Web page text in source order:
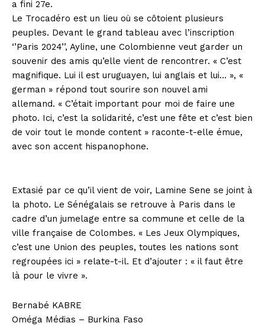
a fini 27e.
Le Trocadéro est un lieu où se côtoient plusieurs
peuples. Devant le grand tableau avec l’inscription
‘’Paris 2024’’, Ayline, une Colombienne veut garder un
souvenir des amis qu’elle vient de rencontrer. « C’est
magnifique. Lui il est uruguayen, lui anglais et lui… », «
german » répond tout sourire son nouvel ami
allemand. « C’était important pour moi de faire une
photo. Ici, c’est la solidarité, c’est une fête et c’est bien
de voir tout le monde content » raconte-t-elle émue,
avec son accent hispanophone.
Extasié par ce qu’il vient de voir, Lamine Sene se joint à
la photo. Le Sénégalais se retrouve à Paris dans le
cadre d’un jumelage entre sa commune et celle de la
ville française de Colombes. « Les Jeux Olympiques,
c’est une Union des peuples, toutes les nations sont
regroupées ici » relate-t-il. Et d’ajouter : « il faut être
là pour le vivre ».
Bernabé KABRE
Oméga Médias – Burkina Faso